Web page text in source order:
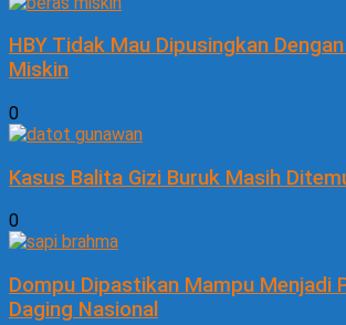
HBY Tidak Mau Dipusingkan
Miskin
0
Kasus Balita Gizi Buruk Masih
0
Dompu Dipastikan Mampu Menjadi
Daging Nasional